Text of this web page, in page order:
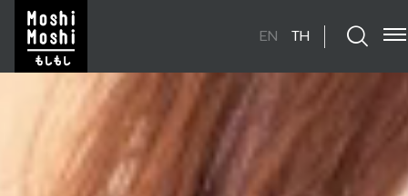
EN TH
ค้นหาในเว็บไซต์
Enhanced by